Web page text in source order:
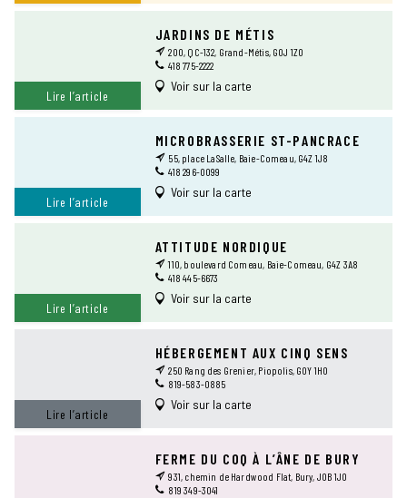
Lire l’article
JARDINS DE MÉTIS
200, QC-132, Grand-Métis, G0J 1Z0
418 775-2222
Voir sur la carte
Lire l’article
MICROBRASSERIE ST-PANCRACE
55, place LaSalle, Baie-Comeau, G4Z 1J8
418 296-0099
Voir sur la carte
Lire l’article
ATTITUDE NORDIQUE
110, boulevard Comeau, Baie-Comeau, G4Z 3A8
418 445-6673
Voir sur la carte
Lire l’article
HÉBERGEMENT AUX CINQ SENS
250 Rang des Grenier, Piopolis, G0Y 1H0
819-583-0885
Voir sur la carte
FERME DU COQ À L’ÂNE DE BURY
931, chemin de Hardwood Flat, Bury, J0B 1J0
819 349-3041